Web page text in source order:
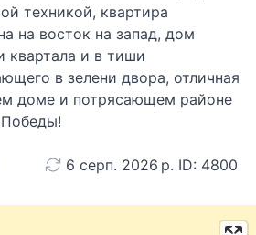
техникой, квартира
на восток на запад, дом
квартала и в тиши
в зелени двора, отличная
доме и потрясающем районе
Победы!
6 серп. 2026 р. ID: 4800